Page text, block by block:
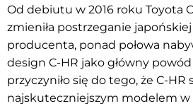
Od debiutu w 2016 roku Toyota
zmieniła postrzeganie
producenta, ponad połowa
design C-HR jako główny
przyczyniło się do tego, że C-HR
najskuteczniejszym modelem w